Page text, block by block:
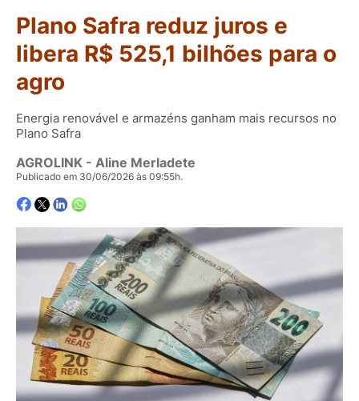
Plano Safra reduz juros e
libera R$ 525,1 bilhões para o
agro
Energia renovável e armazéns ganham mais recursos no
Plano Safra
AGROLINK - Aline Merladete
Publicado em 30/06/2026 às 09:55h.